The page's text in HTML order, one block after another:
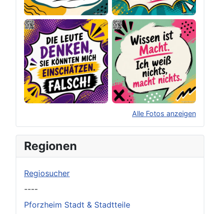
Alle Fotos anzeigen
Original herunterladen
Regionen
Regiosucher
----
Pforzheim Stadt & Stadtteile